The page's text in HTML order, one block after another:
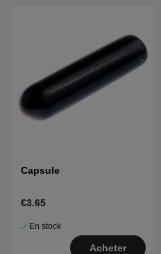
Capsule
€3.65
En stock
Acheter